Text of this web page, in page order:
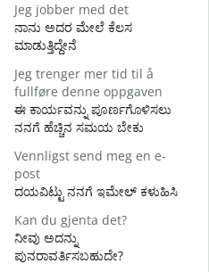
Jeg jobber med det
ನಾನು ಅದರ ಮೇಲೆ ಕೆಲಸ
ಮಾಡುತ್ತಿದ್ದೇನೆ
Jeg trenger mer tid til å
fullføre denne oppgaven
ಈ ಕಾರ್ಯವನ್ನು ಪೂರ್ಣಗೊಳಿಸಲು
ನನಗೆ ಹೆಚ್ಚಿನ ಸಮಯ ಬೇಕು
Vennligst send meg en e-
post
ದಯವಿಟ್ಟು ನನಗೆ ಇಮೇಲ್ ಕಳುಹಿಸಿ
Kan du gjenta det?
ನೀವು ಅದನ್ನು
ಪುನರಾವರ್ತಿಸಬಹುದೇ?